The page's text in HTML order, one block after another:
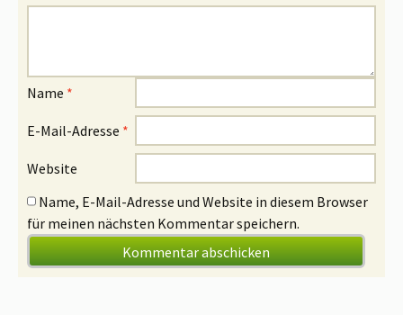
Name *
E-Mail-Adresse *
Website
Name, E-Mail-Adresse und Website in diesem Browser
für meinen nächsten Kommentar speichern.